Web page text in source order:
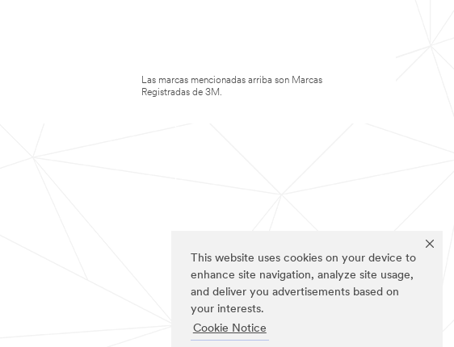
This website uses cookies on your device to
enhance site navigation, analyze site usage,
and deliver you advertisements based on
your interests.
Cookie Notice
Las marcas mencionadas arriba son Marcas
Registradas de 3M.